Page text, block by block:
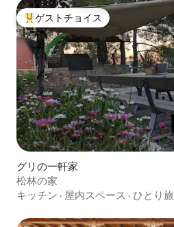
大好評のゲストチョイスです。
ゲストチョイス
グリの一軒家
松林の家
キッチン · 屋内スペース · ひとり旅